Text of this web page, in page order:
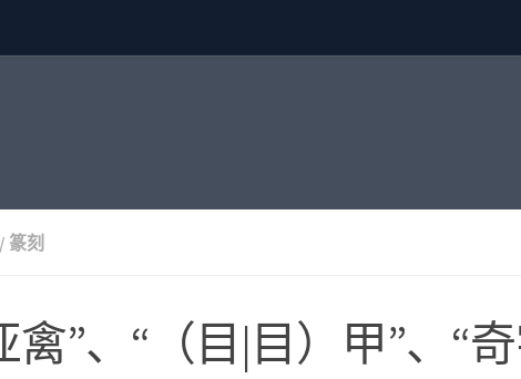
/ 篆刻
禽”、“（目|目）甲”、“